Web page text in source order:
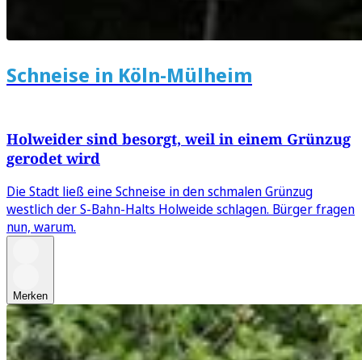
Schneise in Köln-Mülheim
Holweider sind besorgt, weil in einem Grünzug
gerodet wird
Die Stadt ließ eine Schneise in den schmalen Grünzug
westlich der S-Bahn-Halts Holweide schlagen. Bürger fragen
nun, warum.
Merken